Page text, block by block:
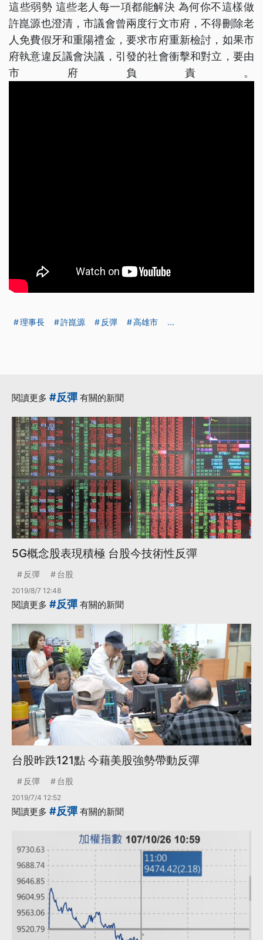
這些弱勢 這些老人每一項都能解決 為何你不這樣做
許崑源也澄清，市議會曾兩度行文市府，不得刪除老
人免費假牙和重陽禮金，要求市府重新檢討，如果市
府執意違反議會決議，引發的社會衝擊和對立，要由
市府負責。
理事長 許崑源 反彈 高雄市 ...
閱讀更多 #反彈 有關的新聞
5G概念股表現積極 台股今技術性反彈
反彈 台股
2019/8/7 12:48
閱讀更多 #反彈 有關的新聞
台股昨跌121點 今藉美股強勢帶動反彈
反彈 台股
2019/7/4 12:52
閱讀更多 #反彈 有關的新聞